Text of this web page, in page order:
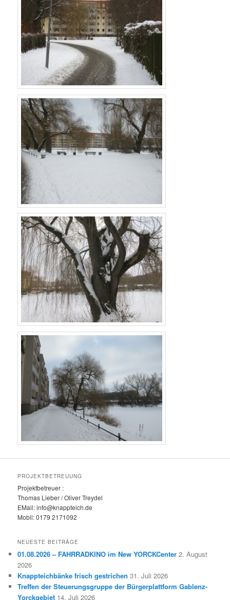
PROJEKTBETREUUNG
Projektbetreuer :
Thomas Lieber / Oliver Treydel
EMail: info@knappteich.de
Mobil: 0179 2171092
NEUESTE BEITRÄGE
01.08.2026 – FAHRRADKINO im New YORCKCenter 2. August
2026
Knappteichbänke frisch gestrichen 31. Juli 2026
Treffen der Steuerungsgruppe der Bürgerplattform Gablenz-
Yorckgebiet 14. Juli 2026